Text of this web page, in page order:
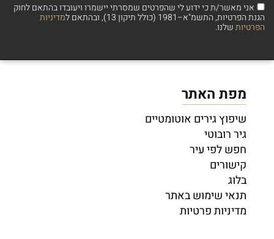
אני מאשר/ת כי ידוע לי שהפרטים שמסרתי יישמרו ויעובדו בהתאם לחוק
הגנת הפרטיות, התשמ"א–1981 (כולל תיקון 13), ובהתאם ל מדיניות
הפרטיותשלנו.
מפת האתר
שיפוץ גירים אוטומטיים
גיר רובוטי
חפש לפי עיר
קישורים
בלוג
תנאי שימוש באתר
מדיניות פרטיות